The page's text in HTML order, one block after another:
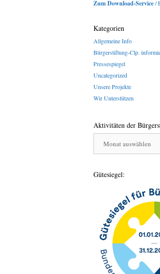
Zum Download-Service/
Kategorien
Allgemeine Info
Bürgerstiftung-Clp.
Pressespiegel
Uncategorized
Unsere Projekte
Wir Unterstützen
Aktivitäten der
Bürgerstiftung
Gütesiegel: